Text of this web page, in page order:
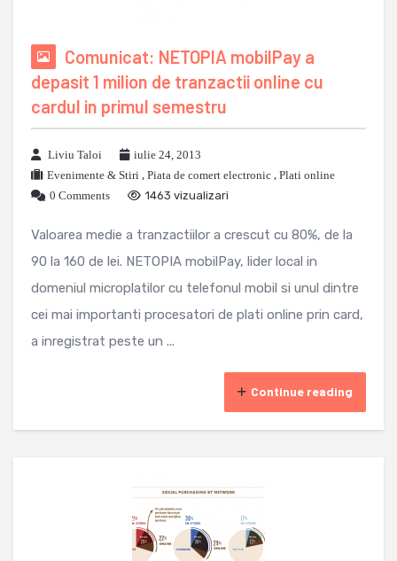
Comunicat: NETOPIA mobilPay a
depasit 1 milion de tranzactii online cu
cardul in primul semestru
Liviu Taloi
iulie 24, 2013
Evenimente & Stiri , Piata de comert electronic , Plati online
0 Comments
1463 vizualizari
Valoarea medie a tranzactiilor a crescut cu 80%, de la
90 la 160 de lei. NETOPIA mobilPay, lider local in
domeniul microplatilor cu telefonul mobil si unul dintre
cei mai importanti procesatori de plati online prin card,
a inregistrat peste un ...
Continue reading